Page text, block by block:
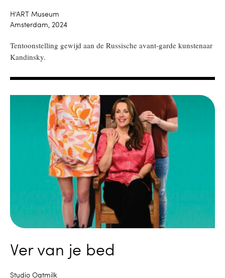
H'ART Museum
Amsterdam, 2024
Tentoonstelling gewijd aan de Russische avant-garde kunstenaar
Kandinsky.
Ver van je bed
Studio Oatmilk